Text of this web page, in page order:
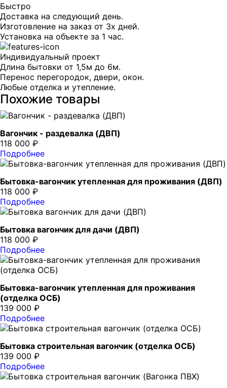
Быстро
Доставка на следующий день.
Изготовление на заказ от Зх дней.
Установка на объекте за 1 час.
Индивидуальный проект
Длина бытовки от 1,5м до 6м.
Перенос перегородок, двери, окон.
Любые отделка и утепление.
Похожие товары
Вагончик - раздевалка (ДВП)
118 000 ₽
Подробнее
Бытовка-вагончик утепленная для проживания (ДВП)
118 000 ₽
Подробнее
Бытовка вагончик для дачи (ДВП)
118 000 ₽
Подробнее
Бытовка-вагончик утепленная для проживания
(отделка ОСБ)
139 000 ₽
Подробнее
Бытовка строительная вагончик (отделка ОСБ)
139 000 ₽
Подробнее